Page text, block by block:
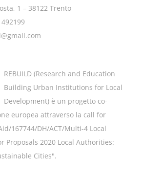
1 – 38122 Trento
REBUILD (Research and Education
Building Urban Institutions for Local
Development) è un progetto co-
europea attraverso la call for
167744/DH/ACT/Multi-4 Local
Proposals 2020 Local Authorities:
Cities".